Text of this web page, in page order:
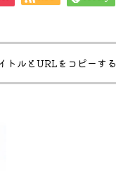
トルとURLをコピーする